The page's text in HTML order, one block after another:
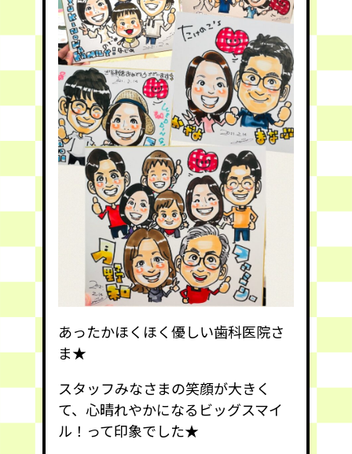
あったかほくほく優しい歯科医院さ
ま★
スタッフみなさまの笑顔が大きく
て、心晴れやかになるビッグスマイ
ル！って印象でした★